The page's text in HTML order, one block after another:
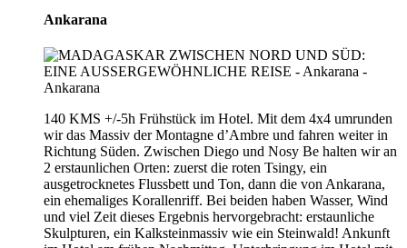
Ankarana
140 KMS +/-5h Frühstück im Hotel. Mit dem 4x4 umrunden
wir das Massiv der Montagne d’Ambre und fahren weiter in
Richtung Süden. Zwischen Diego und Nosy Be halten wir an
2 erstaunlichen Orten: zuerst die roten Tsingy, ein
ausgetrocknetes Flussbett und Ton, dann die von Ankarana,
ein ehemaliges Korallenriff. Bei beiden haben Wasser, Wind
und viel Zeit dieses Ergebnis hervorgebracht: erstaunliche
Skulpturen, ein Kalksteinmassiv wie ein Steinwald! Ankunft